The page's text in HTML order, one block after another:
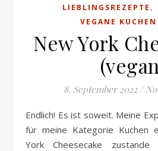
LIEBLINGSREZEPTE ,
VEGANE
New York
8. September 2022 /
Endlich! Es ist soweit. Meine Experimentierküche hat
für meine Kategorie Kuchen
York Cheesecake